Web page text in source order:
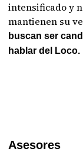
intensificado y
mantienen su
buscan ser
hablar del Loco.
Asesores